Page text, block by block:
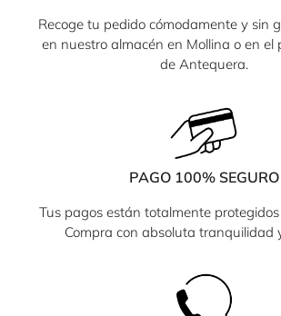
Recoge tu pedido cómodamente y sin
en nuestro almacén en Mollina o en
de Antequera.
PAGO 100% SEGURO
Tus pagos están totalmente
Compra con absoluta tranquilidad